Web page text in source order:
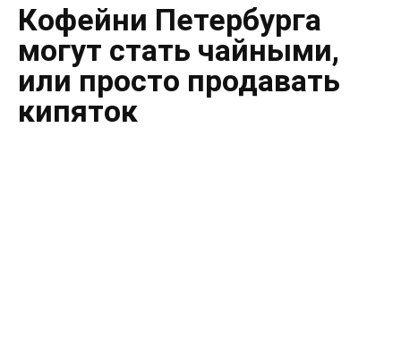
Кофейни Петербурга
могут стать чайными,
или просто продавать
кипяток